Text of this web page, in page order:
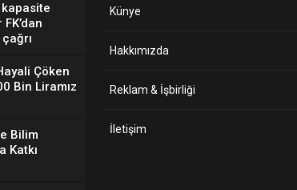
Çöken
Bin Liramız
Bilim
Katkı
Künye
Hakkımızda
Reklam & İşbirliği
İletişim